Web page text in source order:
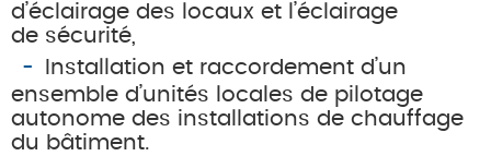
d’éclairage des locaux et l’éclairage
de sécurité,
Installation et raccordement d’un
ensemble d’unités locales de pilotage
autonome des installations de chauffage
du bâtiment.